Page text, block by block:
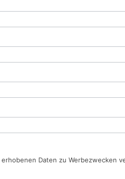
Daten zu Werbezwecken